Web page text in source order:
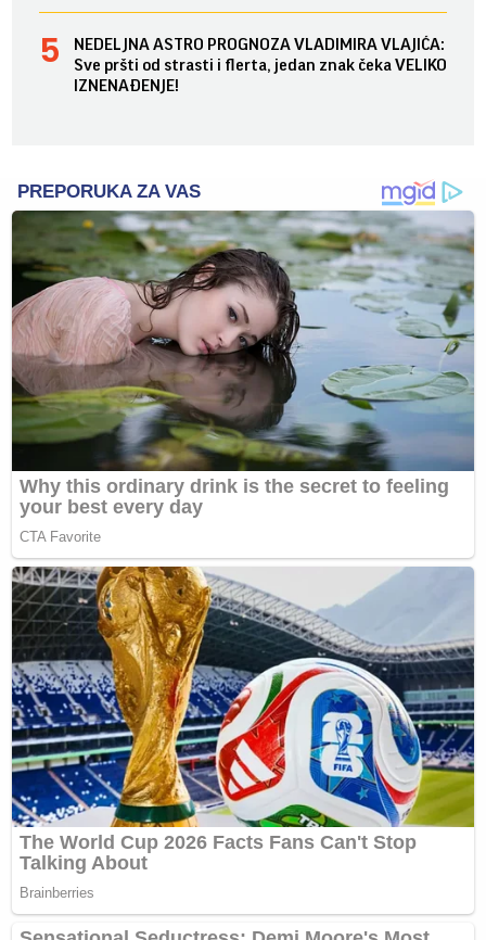
NEDELJNA ASTRO PROGNOZA VLADIMIRA VLAJIĆA:
Sve pršti od strasti i flerta, jedan znak čeka VELIKO
IZNENAĐENJE!